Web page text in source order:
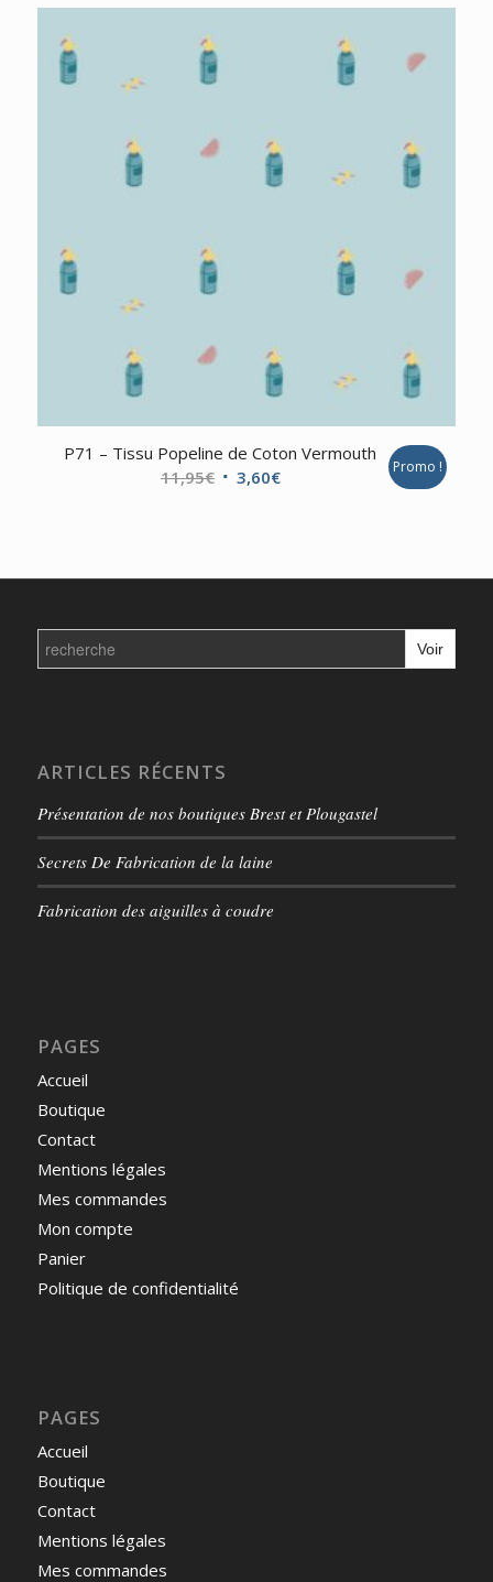
P71 – Tissu Popeline de Coton Vermouth
11,95€ Le
11,95€.
3,60€Le
3,60€.
Promo !
Search
for:
ARTICLES RÉCENTS
Présentation de nos boutiques Brest et Plougastel
Secrets De Fabrication de la laine
Fabrication des aiguilles à coudre
PAGES
Accueil
Boutique
Contact
Mentions légales
Mes commandes
Mon compte
Panier
Politique de confidentialité
PAGES
Accueil
Boutique
Contact
Mentions légales
Mes commandes